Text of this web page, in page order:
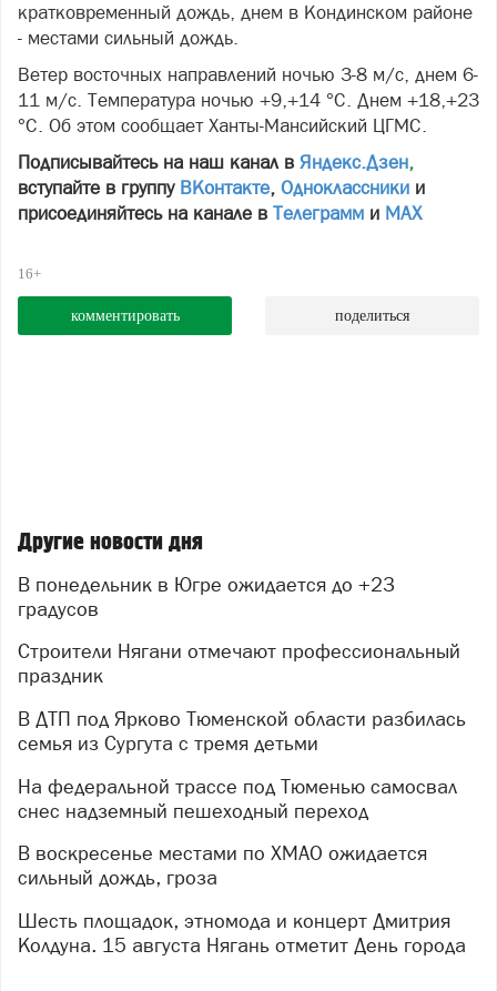
кратковременный дождь, днем в Кондинском районе
- местами сильный дождь.
Ветер восточных направлений ночью 3-8 м/с, днем 6-
11 м/с. Температура ночью +9,+14 °С. Днем +18,+23
°С. Об этом сообщает Ханты-Мансийский ЦГМС.
Подписывайтесь на наш канал в Яндекс.Дзен,
вступайте в группу ВКонтакте, Одноклассники и
присоединяйтесь на канале в Телеграмм и МАХ
16+
комментировать поделиться
Другие новости дня
В понедельник в Югре ожидается до +23
градусов
Строители Нягани отмечают профессиональный
праздник
В ДТП под Ярково Тюменской области разбилась
семья из Сургута с тремя детьми
На федеральной трассе под Тюменью самосвал
снес надземный пешеходный переход
В воскресенье местами по ХМАО ожидается
сильный дождь, гроза
Шесть площадок, этномода и концерт Дмитрия
Колдуна. 15 августа Нягань отметит День города